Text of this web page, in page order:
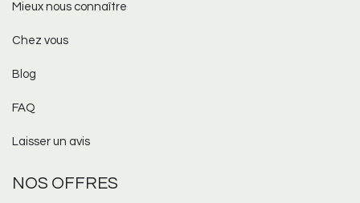
Mieux nous connaître
Chez vous
Blog
FAQ
Laisser un avis
NOS OFFRES